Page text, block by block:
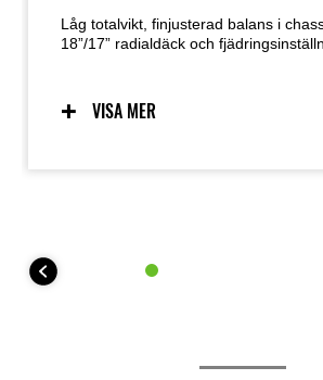
Låg totalvikt, finjusterad balans i
18”/17” radialdäck och
torrvikt är 215 kg.
VISA MER